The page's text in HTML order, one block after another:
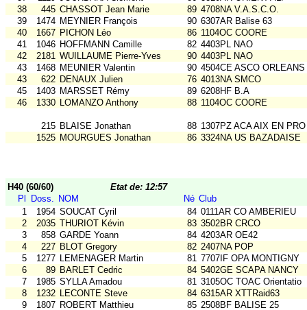
38
445 CHASSOT Jean Marie 89 4708NA V.A.S.C.O.
39
1474 MEYNIER François 90 6307AR Balise 63
40
1667 PICHON Léo 86 1104OC COORE
41
1046 HOFFMANN Camille 82 4403PL NAO
42
2181 WUILLAUME Pierre-Yves 90 4403PL NAO
43
1468 MEUNIER Valentin 90 4504CE ASCO ORLEANS
43
622 DENAUX Julien 76 4013NA SMCO
45
1403 MARSSET Rémy 89 6208HF B.A
46
1330 LOMANZO Anthony 88 1104OC COORE
215 BLAISE Jonathan 88 1307PZ ACA AIX EN
1525 MOURGUES Jonathan 86 3324NA US BAZADAISE
H40 (60/60)
Etat de: 12:57
Pl
Doss. NOM Né Club
1
1954 SOUCAT Cyril 84 0111AR CO AMBERIEU
2
2035 THURIOT Kévin 83 3502BR CRCO
3
858 GARDE Yoann 84 4203AR OE42
4
227 BLOT Gregory 82 2407NA POP
5
1277 LEMENAGER Martin 81 7707IF OPA MONTIGNY
6
89 BARLET Cedric 84 5402GE SCAPA NANCY
7
1985 SYLLA Amadou 81 3105OC TOAC Orientatio
8
1232 LECONTE Steve 84 6315AR XTTRaid63
9
1807 ROBERT Matthieu 85 2508BF BALISE 25